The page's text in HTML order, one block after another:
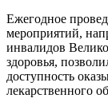
Ежегодное
мероприятий,
инвалидов
здоровья,
доступность
лекарственного